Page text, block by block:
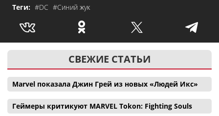
Теги: #DC #Синий жук
СВЕЖИЕ СТАТЬИ
Marvel показала Джин Грей из новых «Людей Икс»
Геймеры критикуют MARVEL Tokon: Fighting Souls